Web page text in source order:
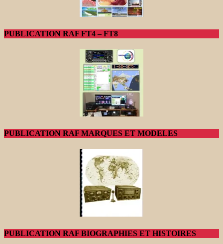
PUBLICATION RAF FT4 – FT8
PUBLICATION RAF MARQUES ET MODELES
PUBLICATION RAF BIOGRAPHIES ET HISTOIRES